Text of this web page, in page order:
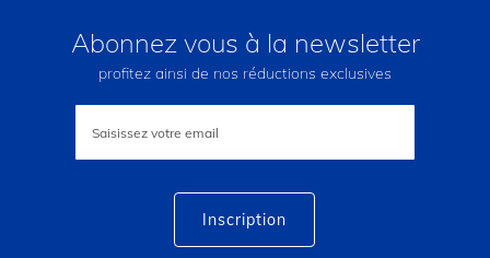
Abonnez vous à la newsletter
profitez ainsi de nos réductions exclusives
lettre
Inscription